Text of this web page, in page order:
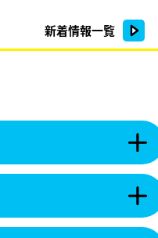
新着情報一覧
長
泉
町
の
紹
介
こ
ち
ら